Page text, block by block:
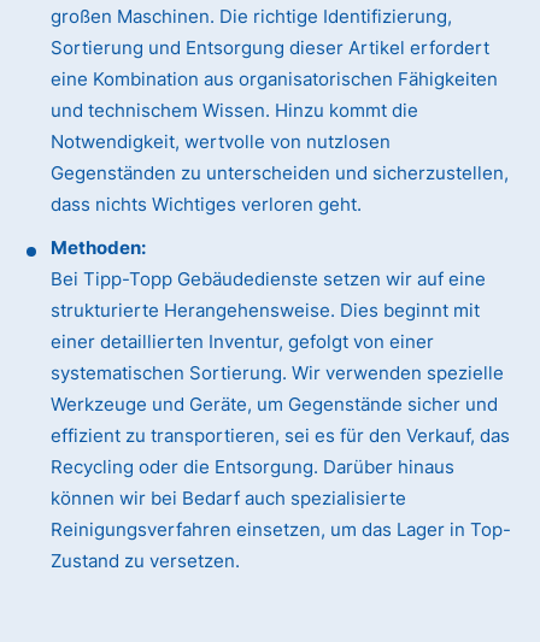
großen Maschinen. Die richtige Identifizierung,
Sortierung und Entsorgung dieser Artikel erfordert
eine Kombination aus organisatorischen Fähigkeiten
und technischem Wissen. Hinzu kommt die
Notwendigkeit, wertvolle von nutzlosen
Gegenständen zu unterscheiden und sicherzustellen,
dass nichts Wichtiges verloren geht.
Methoden:
Bei Tipp-Topp Gebäudedienste setzen wir auf eine
strukturierte Herangehensweise. Dies beginnt mit
einer detaillierten Inventur, gefolgt von einer
systematischen Sortierung. Wir verwenden spezielle
Werkzeuge und Geräte, um Gegenstände sicher und
effizient zu transportieren, sei es für den Verkauf, das
Recycling oder die Entsorgung. Darüber hinaus
können wir bei Bedarf auch spezialisierte
Reinigungsverfahren einsetzen, um das Lager in Top-
Zustand zu versetzen.